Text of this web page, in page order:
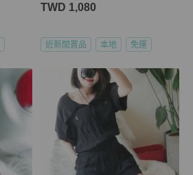
TWD 1,080
近新閒置品 本地 免運